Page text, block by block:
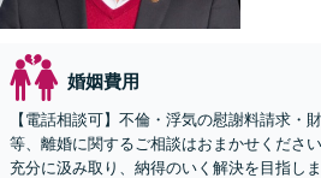
婚姻費用
【電話相談可】不倫・浮気の慰謝料請求・
等、離婚に関するご相談はおまかせくださ
充分に汲み取り、納得のいく解決を目指しま